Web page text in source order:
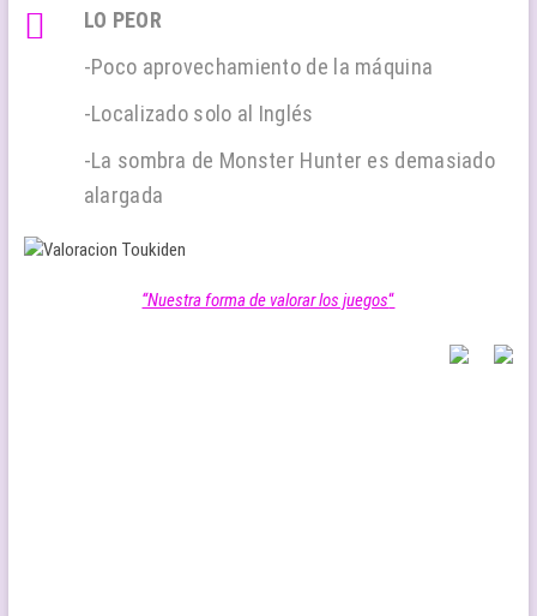
LO PEOR
-Poco aprovechamiento de la máquina
-Localizado solo al Inglés
-La sombra de Monster Hunter es demasiado
alargada
“Nuestra forma de valorar los juegos“